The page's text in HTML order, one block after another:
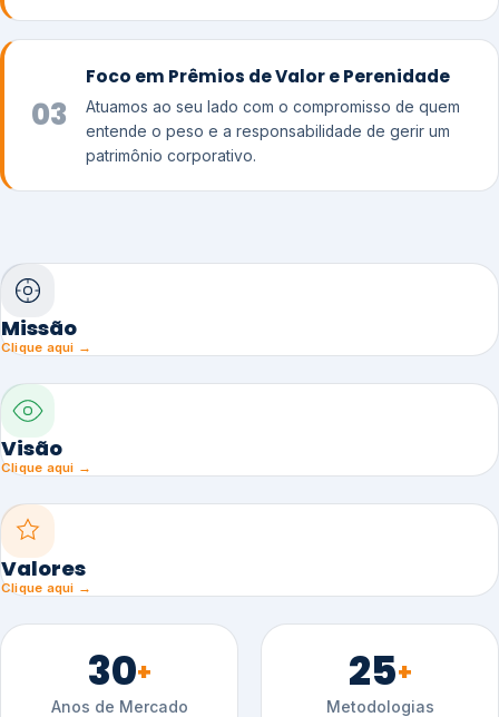
03
Foco em Prêmios de Valor e Perenidade
Atuamos ao seu lado com o compromisso de quem
entende o peso e a responsabilidade de gerir um
patrimônio corporativo.
Missão
Clique aqui →
Visão
Clique aqui →
Valores
Clique aqui →
30+
Anos de Mercado
25+
Metodologias